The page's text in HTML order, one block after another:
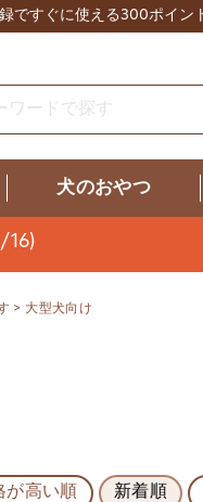
ですぐに使える300ポイン
犬のおやつ
16)
大型犬向け
が高い順 新着順